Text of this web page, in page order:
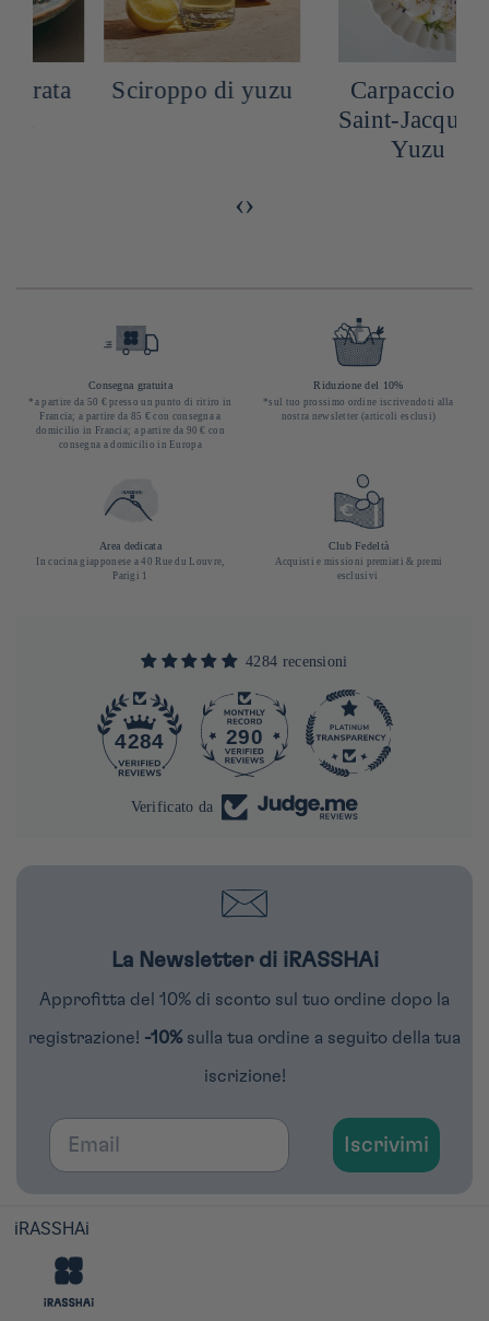
Sciroppo di yuzu
Carpaccio de
Saint-Jacques a
‹›
Consegna gratuita
*a partire da 50 € presso un punto di ritiro in
Francia; a partire da 85 € con consegna a
domicilio in Francia; a partire da 90 € con
consegna a domicilio in Europa
Riduzione del 10%
*sul tuo prossimo ordine iscrivendoti alla
nostra newsletter (articoli esclusi)
Area dedicata
In cucina giapponese a 40 Rue du Louvre,
Parigi 1
Club Fedeltà
Acquisti e missioni premiati & premi
esclusivi
4284 recensioni
4284 290
Verificato da
La Newsletter di iRASSHAi
Approfitta del 10% di sconto sul tuo ordine dopo la
registrazione! -10% sulla tua ordine a seguito della tua
iscrizione!
Email
Iscrivimi
iRASSHAi